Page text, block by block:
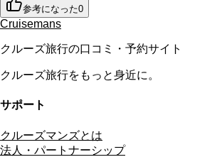
参考になった0
Cruisemans
クルーズ旅行の口コミ・予約サイト
クルーズ旅行をもっと身近に。
サポート
クルーズマンズとは
法人・パートナーシップ